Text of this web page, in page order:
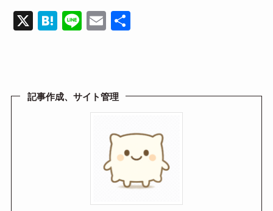
X
H
a
Li
E
記事作成、サイト管理